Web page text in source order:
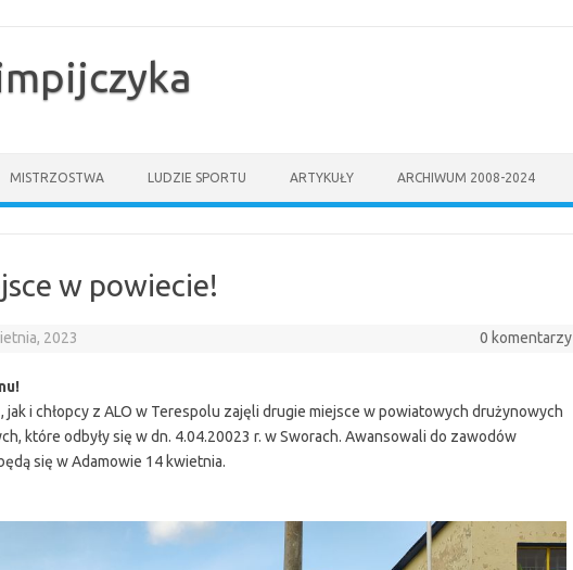
MISTRZOSTWA LUDZIE SPORTU ARTYKUŁY ARCHIWUM 2008-2024
w powiecie!
2023 0 komentarzy
i chłopcy z ALO w Terespolu zajęli drugie miejsce w powiatowych drużynowych
które odbyły się w dn. 4.04.20023 r. w Sworach. Awansowali do zawodów
się w Adamowie 14 kwietnia.